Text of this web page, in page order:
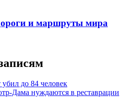
и маршруты мира
до 84 человек
Дама нуждаются в реставрации